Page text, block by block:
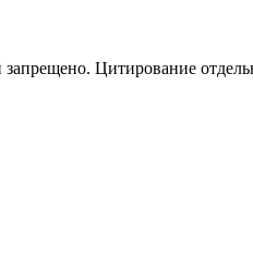
Цитирование